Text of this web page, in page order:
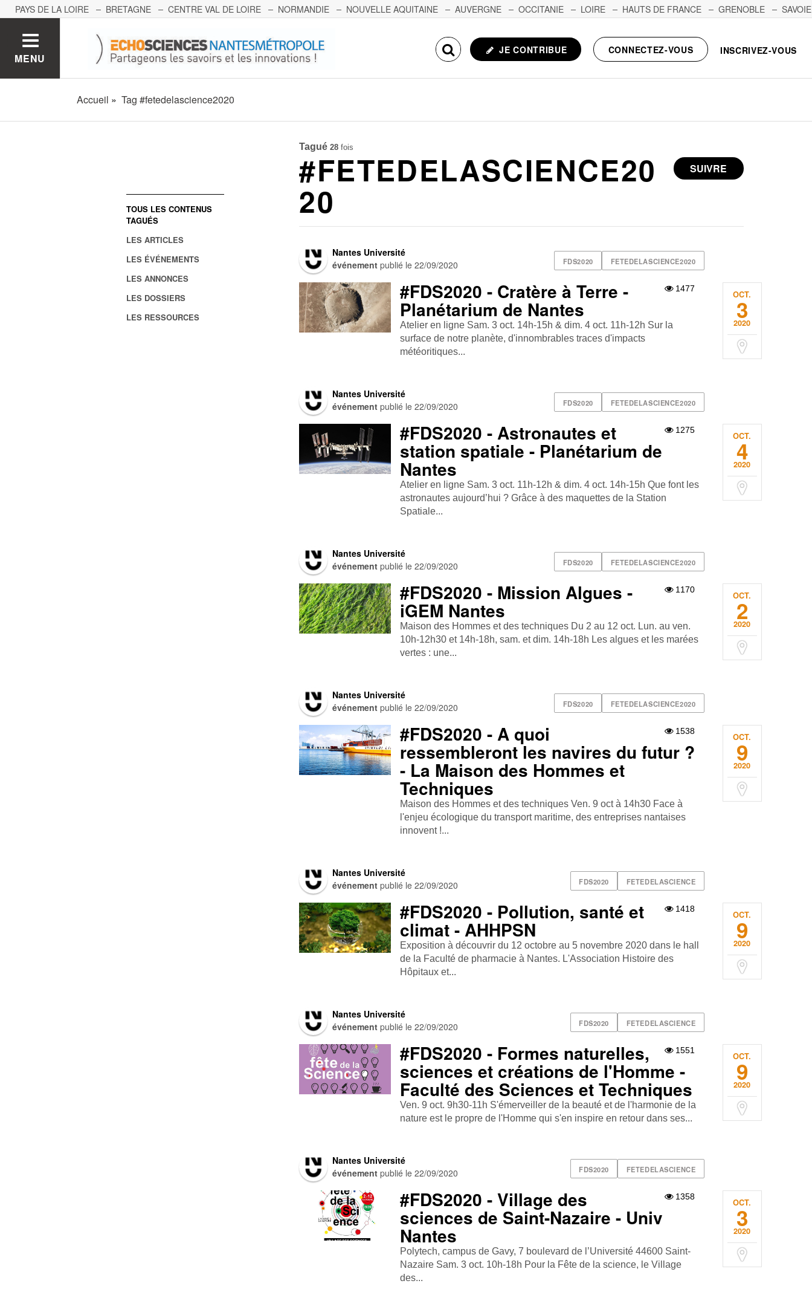
PAYS DE LA LOIRE BRETAGNE CENTRE VAL DE LOIRE NORMANDIE NOUVELLE AQUITAINE AUVERGNE OCCITANIE LOIRE HAUTS DE FRANCE GRENOBLE
SAVOIE
MENU
JE CONTRIBUE CONNECTEZ-VOUS INSCRIVEZ-VOUS
Accueil Tag #fetedelascience2020
TOUS LES CONTENUS
TAGUÉS
LES ARTICLES
LES ÉVÉNEMENTS
LES ANNONCES
LES DOSSIERS
LES RESSOURCES
Tagué 28 fois
SUIVRE
#FETEDELASCIENCE20
20
FDS2020 FETEDELASCIENCE2020
Nantes Université
événement publié le22/09/2020
OCT.
3
2020
1477
#FDS2020 - Cratère à Terre -
Planétarium de Nantes
Atelier en ligne Sam. 3 oct. 14h-15h & dim. 4 oct. 11h-12h Sur la
surface de notre planète, d'innombrables traces d'impacts
météoritiques...
FDS2020 FETEDELASCIENCE2020
Nantes Université
événement publié le22/09/2020
OCT.
4
2020
1275
#FDS2020 - Astronautes et
station spatiale - Planétarium de
Nantes
Atelier en ligne Sam. 3 oct. 11h-12h & dim. 4 oct. 14h-15h Que font les
astronautes aujourd’hui ? Grâce à des maquettes de la Station
Spatiale...
FDS2020 FETEDELASCIENCE2020
Nantes Université
événement publié le22/09/2020
OCT.
2
2020
1170
#FDS2020 - Mission Algues -
iGEM Nantes
Maison des Hommes et des techniques Du 2 au 12 oct. Lun. au ven.
10h-12h30 et 14h-18h, sam. et dim. 14h-18h Les algues et les marées
vertes : une...
FDS2020 FETEDELASCIENCE2020
Nantes Université
événement publié le22/09/2020
OCT.
9
2020
1538
#FDS2020 - A quoi
ressembleront les navires du futur ?
- La Maison des Hommes et
Techniques
Maison des Hommes et des techniques Ven. 9 oct à 14h30 Face à
l'enjeu écologique du transport maritime, des entreprises nantaises
innovent !...
FDS2020 FETEDELASCIENCE
Nantes Université
événement publié le22/09/2020
OCT.
9
2020
1418
#FDS2020 - Pollution, santé et
climat - AHHPSN
Exposition à découvrir du 12 octobre au 5 novembre 2020 dans le hall
de la Faculté de pharmacie à Nantes. L'Association Histoire des
Hôpitaux et...
FDS2020 FETEDELASCIENCE
Nantes Université
événement publié le22/09/2020
OCT.
9
2020
1551
#FDS2020 - Formes naturelles,
sciences et créations de l'Homme -
Faculté des Sciences et Techniques
Ven. 9 oct. 9h30-11h S'émerveiller de la beauté et de l'harmonie de la
nature est le propre de l'Homme qui s'en inspire en retour dans ses...
FDS2020 FETEDELASCIENCE
Nantes Université
événement publié le22/09/2020
OCT.
3
2020
1358
#FDS2020 - Village des
sciences de Saint-Nazaire - Univ
Nantes
Polytech, campus de Gavy, 7 boulevard de l’Université 44600 Saint-
Nazaire Sam. 3 oct. 10h-18h Pour la Fête de la science, le Village
des...